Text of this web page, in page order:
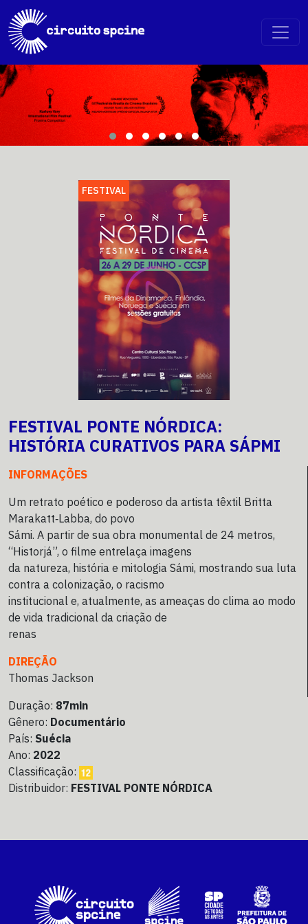
FESTIVAL
FESTIVAL PONTE NÓRDICA:
HISTÓRIA CURATIVOS PARA SÁPMI
INFORMAÇÕES
Um retrato poético e poderoso da artista têxtil Britta
Marakatt‑Labba, do povo
Sámi. A partir de sua obra monumental de 24 metros,
“Historjá”, o filme entrelaça imagens
da natureza, história e mitologia Sámi, mostrando sua luta
contra a colonização, o racismo
institucional e, atualmente, as ameaças do clima ao modo
de vida tradicional da criação de
renas
DIREÇÃO
Thomas Jackson
Duração: 87min
Gênero: Documentário
País: Suécia
Ano: 2022
Classificação:
Distribuidor: FESTIVAL PONTE NÓRDICA